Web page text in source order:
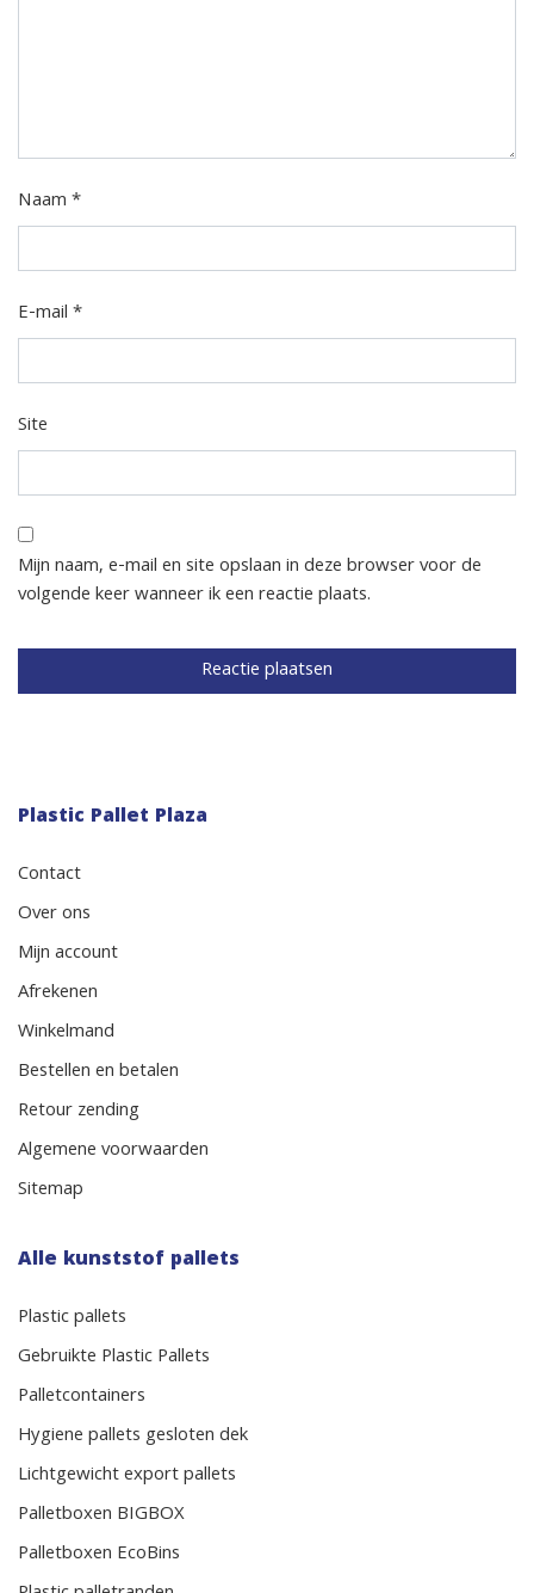
Naam*
E-mail*
Site
Mijn naam, e-mail en site opslaan in deze browser voor de
volgende keer wanneer ik een reactie plaats.
Plastic Pallet Plaza
Contact
Over ons
Mijn account
Afrekenen
Winkelmand
Bestellen en betalen
Retour zending
Algemene voorwaarden
Sitemap
Alle kunststof pallets
Plastic pallets
Gebruikte Plastic Pallets
Palletcontainers
Hygiene pallets gesloten dek
Lichtgewicht export pallets
Palletboxen BIGBOX
Palletboxen EcoBins